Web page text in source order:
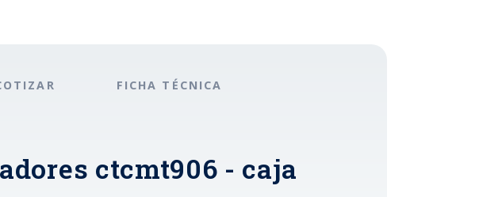
FICHA TÉCNICA
ctcmt906 - caja